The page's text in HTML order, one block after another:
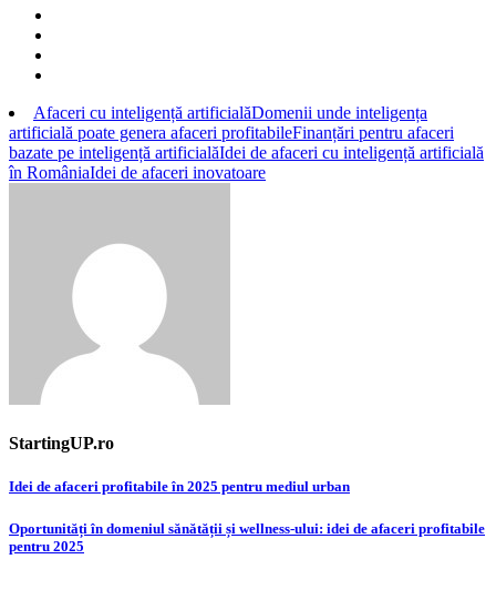
Afaceri cu inteligență artificialăDomenii unde inteligența
artificială poate genera afaceri profitabileFinanțări pentru afaceri
bazate pe inteligență artificialăIdei de afaceri cu inteligență artificială
în RomâniaIdei de afaceri inovatoare
StartingUP.ro
Post
navigation
Idei de afaceri profitabile în 2025 pentru mediul urban
Oportunități în domeniul sănătății și wellness-ului: idei de afaceri profitabile
pentru 2025